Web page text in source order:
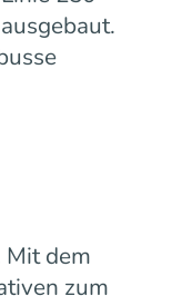
dem
zum